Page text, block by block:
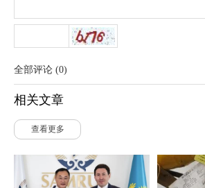
全部评论 (0)
相关文章
查看更多